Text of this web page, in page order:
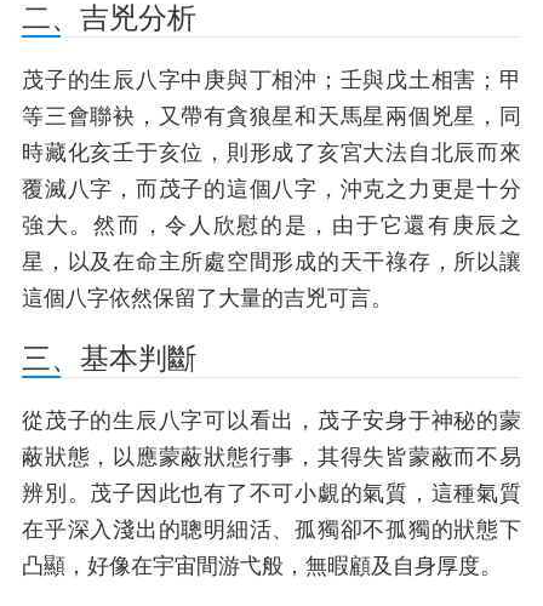
二、吉兇分析
茂子的生辰八字中庚與丁相沖；壬與戊土相害；甲
等三會聯袂，又帶有貪狼星和天馬星兩個兇星，同
時藏化亥壬于亥位，則形成了亥宮大法自北辰而來
覆滅八字，而茂子的這個八字，沖克之力更是十分
強大。然而，令人欣慰的是，由于它還有庚辰之
星，以及在命主所處空間形成的天干祿存，所以讓
這個八字依然保留了大量的吉兇可言。
三、基本判斷
從茂子的生辰八字可以看出，茂子安身于神秘的蒙
蔽狀態，以應蒙蔽狀態行事，其得失皆蒙蔽而不易
辨別。茂子因此也有了不可小覷的氣質，這種氣質
在乎深入淺出的聰明細活、孤獨卻不孤獨的狀態下
凸顯，好像在宇宙間游弋般，無暇顧及自身厚度。